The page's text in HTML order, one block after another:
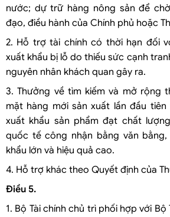
nước; dự trữ hàng nông sản để
đạo, điều hành của Chính phủ hoặc
2. Hỗ trợ tài chính có thời hạn đối
xuất khẩu bị lỗ do thiếu sức cạnh
nguyên nhân khách quan gây ra.
3. Thưởng về tìm kiếm và mở rộng
mặt hàng mới sản xuất lần đầu tiên
xuất khẩu sản phẩm đạt chất
quốc tế công nhận bằng văn
khẩu lớn và hiệu quả cao.
4. Hỗ trợ khác theo Quyết định của
Điều 5.
1. Bộ Tài chính chủ trì phối hợp với